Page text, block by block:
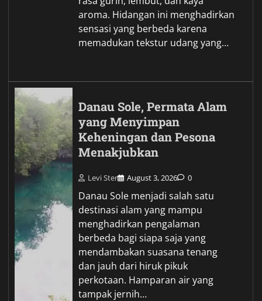
aroma. Hidangan ini menghadirkan
sensasi yang berbeda karena
memadukan tekstur udang yang…
Danau Sole, Permata Alam
yang Menyimpan
Keheningan dan Pesona
Menakjubkan
Levi Ster August 3, 2026 0
Danau Sole menjadi salah satu
destinasi alam yang mampu
menghadirkan pengalaman
berbeda bagi siapa saja yang
mendambakan suasana tenang
dan jauh dari hiruk pikuk
perkotaan. Hamparan air yang
tampak jernih…